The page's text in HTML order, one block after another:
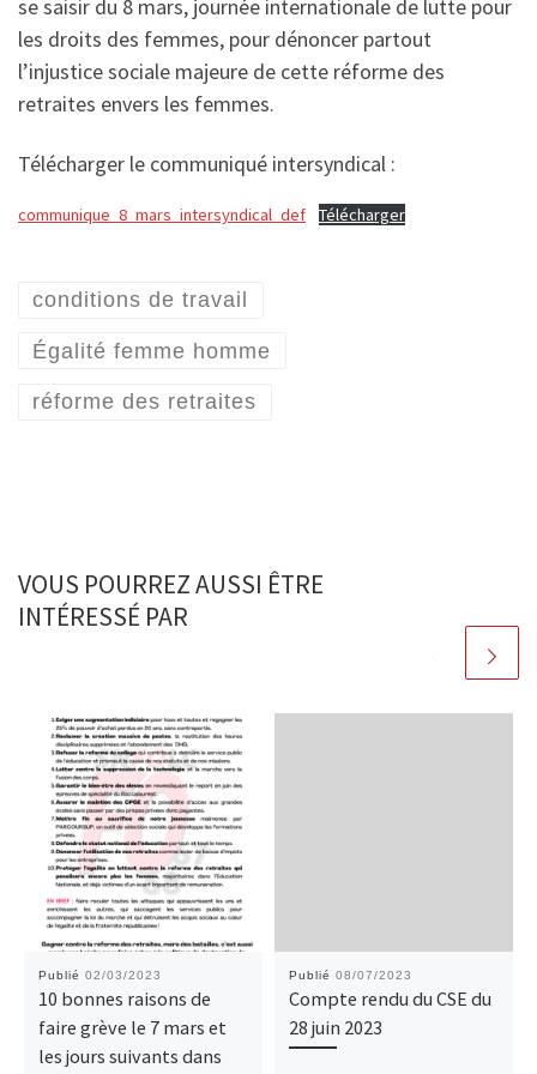
se saisir du 8 mars, journée internationale de lutte pour
les droits des femmes, pour dénoncer partout
l’injustice sociale majeure de cette réforme des
retraites envers les femmes.
Télécharger le communiqué intersyndical :
communique_8_mars_intersyndical_def Télécharger
conditions de travail
Égalité femme homme
réforme des retraites
VOUS POURREZ AUSSI ÊTRE
INTÉRESSÉ PAR
Publié 02/03/2023
10 bonnes raisons de
faire grève le 7 mars et
les jours suivants dans
Publié 08/07/2023
Compte rendu du CSE du
28 juin 2023